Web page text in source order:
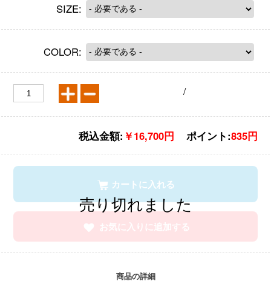
SIZE:
COLOR:
/
税込金額: ￥16,700円 ポイント:835円
カートに入れる
お気に入りに追加する
商品の詳細